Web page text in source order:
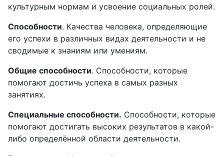
культурным нормам и усвоение социальных ролей.
Способности. Качества человека, определяющие
его успехи в различных видах деятельности и не
сводимые к знаниям или умениям.
Общие способности. Способности, которые
помогают достичь успеха в самых разных
занятиях.
Специальные способности. Способности, которые
помогают достигать высоких результатов в какой-
либо определённой области деятельности.